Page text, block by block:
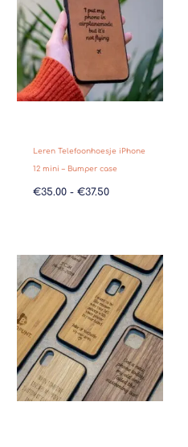
Leren Telefoonhoesje iPhone
12 mini – Bumper case
€35.00 - €37.50
Prijsklasse:
€35.00
tot
€37.50